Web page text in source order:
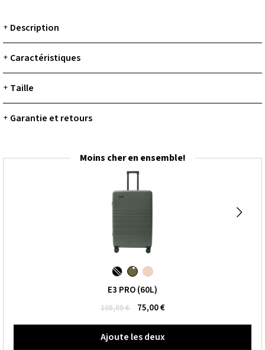
+ Description
+ Caractéristiques
+ Taille
+ Garantie et retours
Moins cher en ensemble!
E3 PRO (60L)
105,00 € 75,00 €
Ajoute les deux